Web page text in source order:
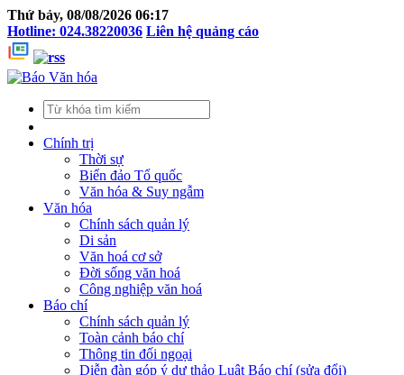
Thứ bảy, 08/08/2026 06:17
Hotline: 024.38220036 Liên hệ quảng cáo
Chính trị
Thời sự
Biển đảo Tổ quốc
Văn hóa & Suy ngẫm
Văn hóa
Chính sách quản lý
Di sản
Văn hoá cơ sở
Đời sống văn hoá
Công nghiệp văn hoá
Báo chí
Chính sách quản lý
Toàn cảnh báo chí
Thông tin đối ngoại
Diễn đàn góp ý dự thảo Luật Báo chí (sửa đổi)